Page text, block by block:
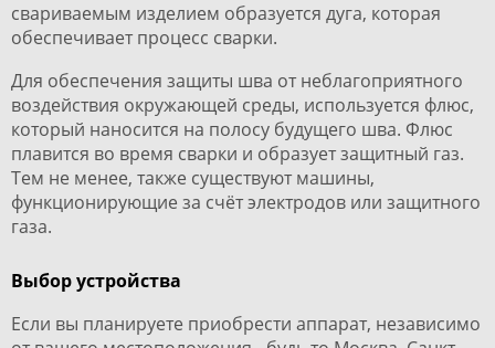
свариваемым изделием образуется дуга, которая
обеспечивает процесс сварки.
Для обеспечения защиты шва от неблагоприятного
воздействия окружающей среды, используется флюс,
который наносится на полосу будущего шва. Флюс
плавится во время сварки и образует защитный газ.
Тем не менее, также существуют машины,
функционирующие за счёт электродов или защитного
газа.
Выбор устройства
Если вы планируете приобрести аппарат, независимо